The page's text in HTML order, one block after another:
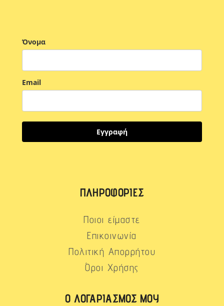
Όνομα
Email
Εγγραφή
ΠΛΗΡΟΦΟΡΊΕΣ
Ποιοι είμαστε
Επικοινωνία
Πολιτική Απορρήτου
Όροι Χρήσης
Ο ΛΟΓΑΡΙΑΣΜΌΣ ΜΟΥ